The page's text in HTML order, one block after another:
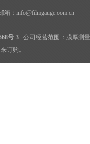
： info@filmgauge.com.cn
号-3 公司经营范围： 膜厚测
订购。